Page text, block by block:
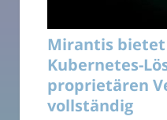
Mirantis
Kubernetes-
proprietären
vollständig